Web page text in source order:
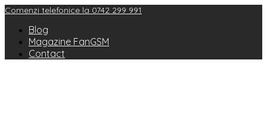
Comenzi telefonice la 0742 299 991
Blog
Magazine FanGSM
Contact